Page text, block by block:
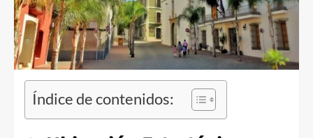
Índice de contenidos: